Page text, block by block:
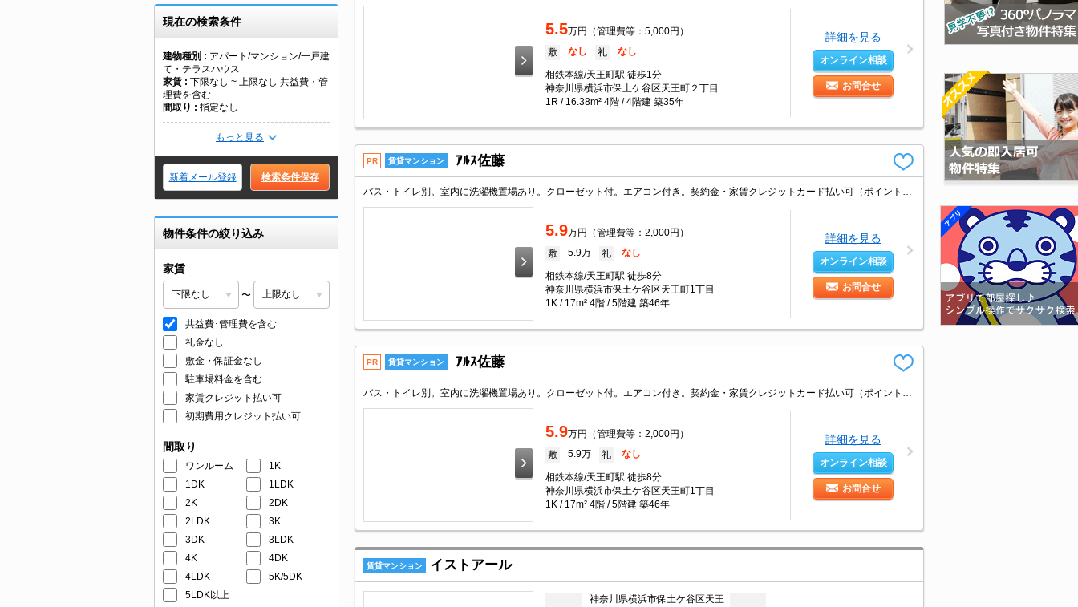
現在の検索条件
建物種別
アパート/マンション/一戸建
て・テラスハウス
家賃
下限なし ~ 上限なし 共益費・管
理費を含む
間取り
指定なし
もっと見る
新着メール登録 検索条件保存
物件条件の絞り込み
家賃
〜
共益費･管理費を含む
礼金なし
敷金・保証金なし
駐車場料金を含む
家賃クレジット払い可
初期費用クレジット払い可
間取り
ワンルーム
1K
1DK
1LDK
2K
2DK
2LDK
3K
3DK
3LDK
4K
4DK
4LDK
5K/5DK
5LDK以上
5.5万円（管理費等：5,000円）
敷 なし 礼 なし
相鉄本線/天王町駅 徒歩1分
神奈川県横浜市保土ケ谷区天王町２丁目
1R / 16.38m² 4階 / 4階建 築35年
詳細を見る
オンライン相談
お問合せ
PR 賃貸マンション ｱﾙｽ佐藤
5.9万円（管理費等：2,000円）
敷 5.9万 礼 なし
相鉄本線/天王町駅 徒歩8分
神奈川県横浜市保土ケ谷区天王町1丁目
1K / 17m² 4階 / 5階建 築46年
詳細を見る
オンライン相談
お問合せ
PR 賃貸マンション ｱﾙｽ佐藤
5.9万円（管理費等：2,000円）
敷 5.9万 礼 なし
相鉄本線/天王町駅 徒歩8分
神奈川県横浜市保土ケ谷区天王町1丁目
1K / 17m² 4階 / 5階建 築46年
詳細を見る
オンライン相談
お問合せ
賃貸マンション イストアール
神奈川県横浜市保土ケ谷区天王